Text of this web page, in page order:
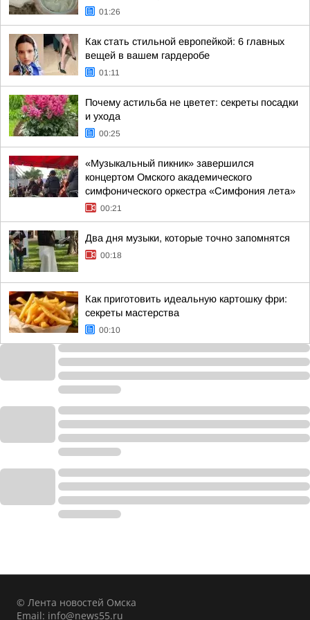
01:26
Как стать стильной европейкой: 6 главных
вещей в вашем гардеробе
01:11
Почему астильба не цветет: секреты посадки
и ухода
00:25
«Музыкальный пикник» завершился
концертом Омского академического
симфонического оркестра «Симфония лета»
00:21
Два дня музыки, которые точно запомнятся
00:18
Как приготовить идеальную картошку фри:
секреты мастерства
00:10
© Лента новостей Омска
Email: info@news55.ru